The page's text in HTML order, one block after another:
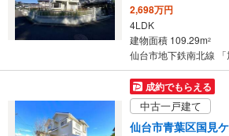
2,698万円
4LDK
建物面積 109.29m2
仙台市地下鉄南北線
成約でもらえる
中古一戸建て
仙台市青葉区国見